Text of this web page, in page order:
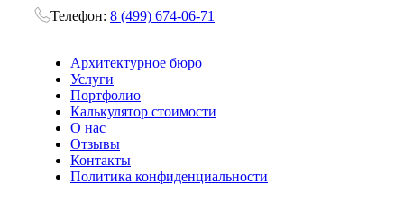
Телефон: 8 (499) 674-06-71
Архитектурное бюро
Услуги
Портфолио
Калькулятор стоимости
О нас
Отзывы
Контакты
Политика конфиденциальности